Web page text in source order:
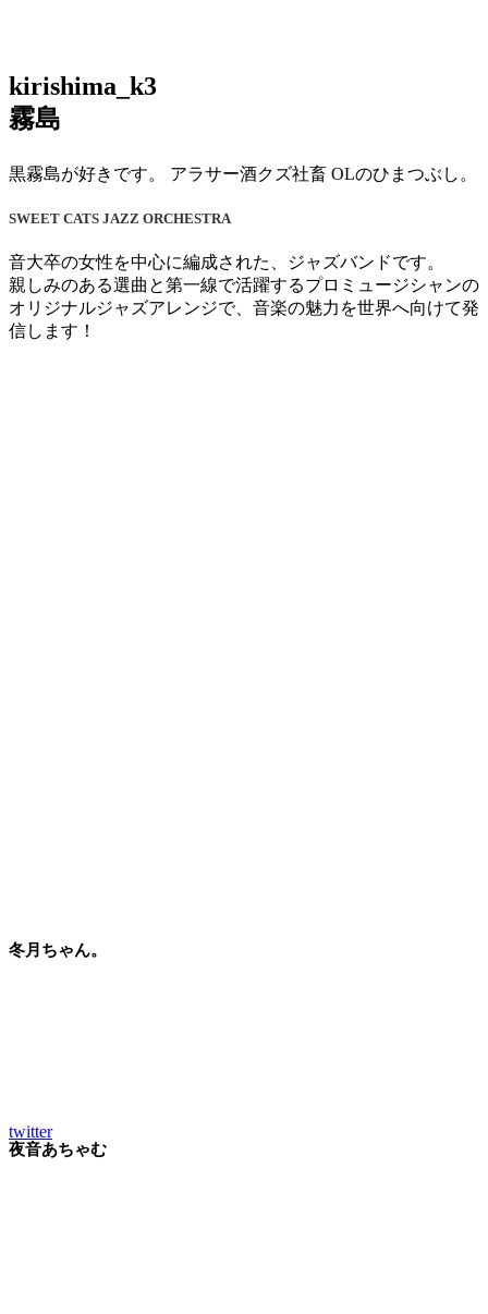
kirishima_k3
霧島
黒霧島が好きです。 アラサー酒クズ社畜 OLのひまつぶし。
SWEET CATS JAZZ ORCHESTRA
音大卒の女性を中心に編成された、ジャズバンドです。
親しみのある選曲と第一線で活躍するプロミュージシャンの
オリジナルジャズアレンジで、音楽の魅力を世界へ向けて発
信します！
冬月ちゃん。
twitter
夜音あちゃむ